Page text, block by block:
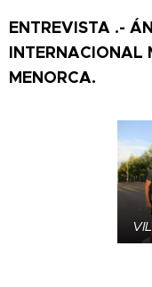
ENTREVISTA .-
INTERNACIONAL
MENORCA.